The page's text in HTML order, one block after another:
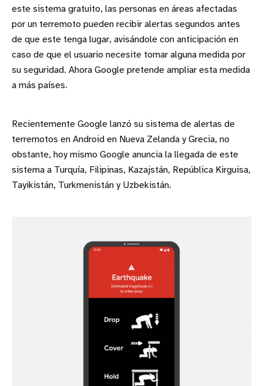
este sistema gratuito, las personas en áreas afectadas
por un terremoto pueden recibir alertas segundos antes
de que este tenga lugar, avisándole con anticipación en
caso de que el usuario necesite tomar alguna medida por
su seguridad. Ahora Google pretende ampliar esta medida
a más países.
Recientemente Google lanzó su sistema de alertas de
terremotos en Android en Nueva Zelanda y Grecia, no
obstante, hoy mismo Google anuncia la llegada de este
sistema a Turquía, Filipinas, Kazajstán, República Kirguisa,
Tayikistán, Turkmenistán y Uzbekistán.